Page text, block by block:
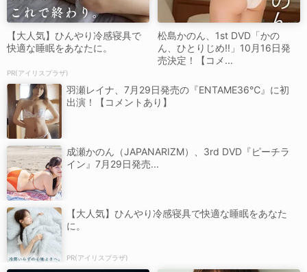
【大人気】ひんやり冷感寝具で
快適な睡眠をあなたに。
PR(アイリスプラザ)
松島かのん、1st DVD「かの
ん、ひとりじめ!!」10月16日発
売決定！【コメ...
羽瀬レイナ、7月29日発売の『ENTAME36℃』に初
出演！【コメントあり】
成瀬かのん（JAPANARIZM）、3rd DVD『ピーチラ
イン』7月29日発売...
【大人気】ひんやり冷感寝具で快適な睡眠をあなた
に。
PR(アイリスプラザ)